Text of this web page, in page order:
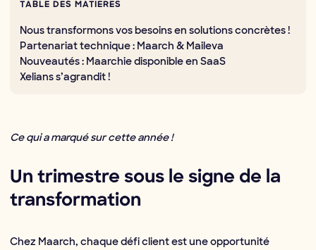
TABLE DES MATIÈRES
Nous transformons vos besoins en solutions concrètes !
Partenariat technique : Maarch & Maileva
Nouveautés : Maarchie disponible en SaaS
Xelians s’agrandit !
Ce qui a marqué sur cette année !
Un trimestre sous le signe de la
transformation
Chez Maarch, chaque défi client est une opportunité